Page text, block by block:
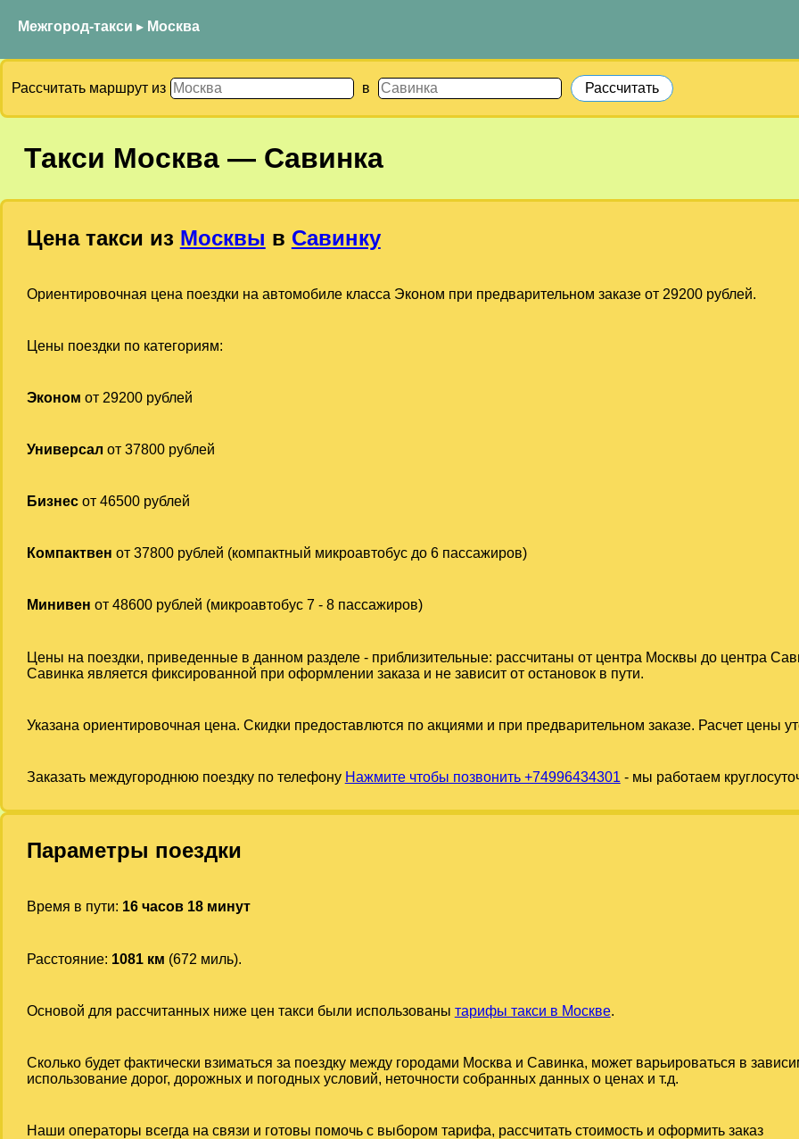
Межгород-такси ▸ Москва
Рассчитать маршрут из в
Такси Москва— Савинка
Цена такси из Москвы в Савинку
Ориентировочная цена поездки на автомобиле класса Эконом при предварительном заказе от 29200 рублей.
Цены поездки по категориям:
Эконом от 29200 рублей
Универсал от 37800 рублей
Бизнесот 46500 рублей
Компактвен от 37800 рублей (компактный микроавтобус до 6 пассажиров)
Минивен от 48600 рублей (микроавтобус 7 - 8 пассажиров)
Цены на поездки, приведенные в данном разделе - приблизительные: рассчитаны от центра Москвы до центра
Савинка является фиксированной при оформлении заказа и не зависит от остановок в пути.
Указана ориентировочная цена. Скидки предоставлются по акциями и при предварительном заказе. Расчет цены
Заказать междугороднюю поездку по телефону Нажмите чтобы позвонить +74996434301 - мы работаем
Параметры поездки
Время в пути: 16 часов 18 минут
Расстояние: 1081 км (672 миль).
Основой для рассчитанных ниже цен такси были использованы тарифы такси в Москве.
Сколько будет фактически взиматься за поездку между городами Москва и Савинка, может варьироваться в
использование дорог, дорожных и погодных условий, неточности собранных данных о ценах и т.д.
Наши операторы всегда на связи и готовы помочь с выбором тарифа, рассчитать стоимость и оформить заказ